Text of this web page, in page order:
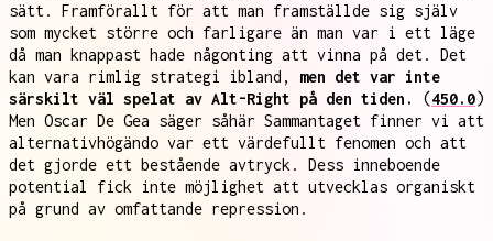
sätt. Framförallt för att man framställde sig själv
som mycket större och farligare än man var i ett läge
då man knappast hade någonting att vinna på det. Det
kan vara rimlig strategi ibland, men det var inte
särskilt väl spelat av Alt-Right på den tiden.
(450.0)
Men Oscar De Gea säger såhär Sammantaget finner vi att
alternativhögändo var ett värdefullt fenomen och att
det gjorde ett bestående avtryck. Dess inneboende
potential fick inte möjlighet att utvecklas organiskt
på grund av omfattande repression.